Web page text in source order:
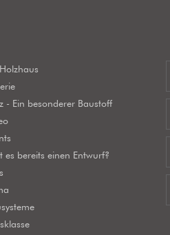
- Ein besonderer Baustoff
es bereits einen Entwurf?